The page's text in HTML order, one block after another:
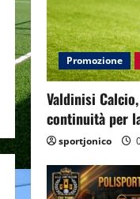
Promozione
Valdinisi
continuità per
sportjonico